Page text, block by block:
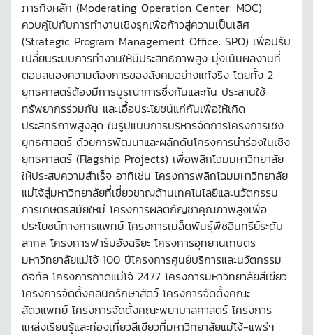
ภารกิจหลัก (Moderating Operation Center: MOC)
ควบคู่ไปกับการทำงานเชิงรุกเพื่อก้าวสู่ความเป็นเลิศ
(Strategic Program Management Office: SPO) เพื่อปรับ
เปลี่ยนระบบการทำงานให้มีประสิทธิภาพสูง มุ่งเน้นผลงานที่
ตอบสนองความต้องการของสังคมอย่างแท้จริง โดยทั้ง 2
ยุทธศาสตร์ต้องมีการบูรณาการซึ่งกันและกัน ประสานใช้
ทรัพยากรร่วมกัน และเอื้อประโยชน์แก่กันเพื่อให้เกิด
ประสิทธิภาพสูงสุด ในรูปแบบการบริหารจัดการโครงการเชิง
ยุทธศาสตร์ ด้วยการพัฒนาและผลักดันโครงการนำร่องในเชิง
ยุทธศาสตร์ (Flagship Projects) เพื่อพลิกโฉมมหาวิทยาลัย
ให้ประสบความสำเร็จ อาทิเช่น โครงการพลิกโฉมมหาวิทยาลัย
แม่โจ้สู่มหาวิทยาลัยที่เชี่ยวชาญด้านเทคโนโลยีและนวัตกรรม
การเกษตรสมัยใหม่ โครงการผลิตกัญชาคุณภาพสูงเพื่อ
ประโยชน์ทางการแพทย์ โครงการเมล็ดพันธุ์พืชอินทรีย์ระดับ
สากล โครงการฟาร์มอัจฉริยะ โครงการอุทยานเกษตร
มหาวิทยาลัยแม่โจ้ 100 ปีโครงการศูนย์บริการและนวัตกรรม
ดิจิทัล โครงการกาดแม่โจ้ 2477 โครงการมหาวิทยาลัยสีเขียว
โครงการจัดตั้งคลินิกรักษาสัตว์ โครงการจัดตั้งคณะ
สัตวแพทย์ โครงการจัดตั้งคณะพยาบาลศาสตร์ โครงการ
แหล่งเรียนรู้และท่องเที่ยวสีเขียวที่มหาวิทยาลัยแม่โจ้-แพร่ฯ